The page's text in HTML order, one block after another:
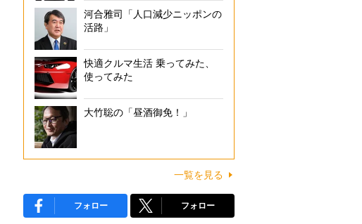
河合雅司「人口減少ニッポンの
活路」
快適クルマ生活 乗ってみた、
使ってみた
大竹聡の「昼酒御免！」
一覧を見る
フォロー フォロー